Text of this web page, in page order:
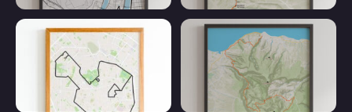
Affiche 10 km Affiche 100 km